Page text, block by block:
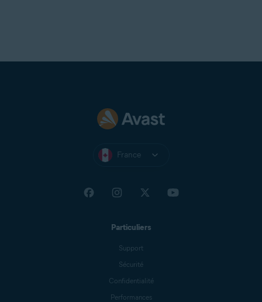
France
Particuliers
Support
Sécurité
Confidentialité
Performances